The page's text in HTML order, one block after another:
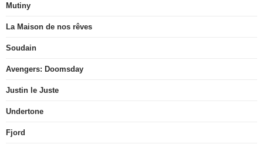
Mutiny
La Maison de nos rêves
Soudain
Avengers: Doomsday
Justin le Juste
Undertone
Fjord